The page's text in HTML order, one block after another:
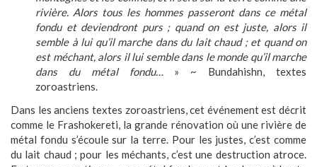
rivière. Alors tous les hommes passeront dans ce métal
fondu et deviendront purs ; quand on est juste, alors il
semble à lui qu’il marche dans du lait chaud ; et quand on
est méchant, alors il lui semble dans le monde qu’il marche
dans du métal fondu… » ~ Bundahishn, textes
zoroastriens.
Dans les anciens textes zoroastriens, cet événement est décrit
comme le Frashokereti, la grande rénovation où une rivière de
métal fondu s’écoule sur la terre. Pour les justes, c’est comme
du lait chaud ; pour les méchants, c’est une destruction atroce.